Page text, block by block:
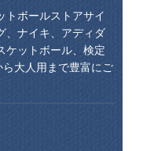
トボールストアサイ
、ナイキ、アディダ
ケットボール、検定
大人用まで豊富にご